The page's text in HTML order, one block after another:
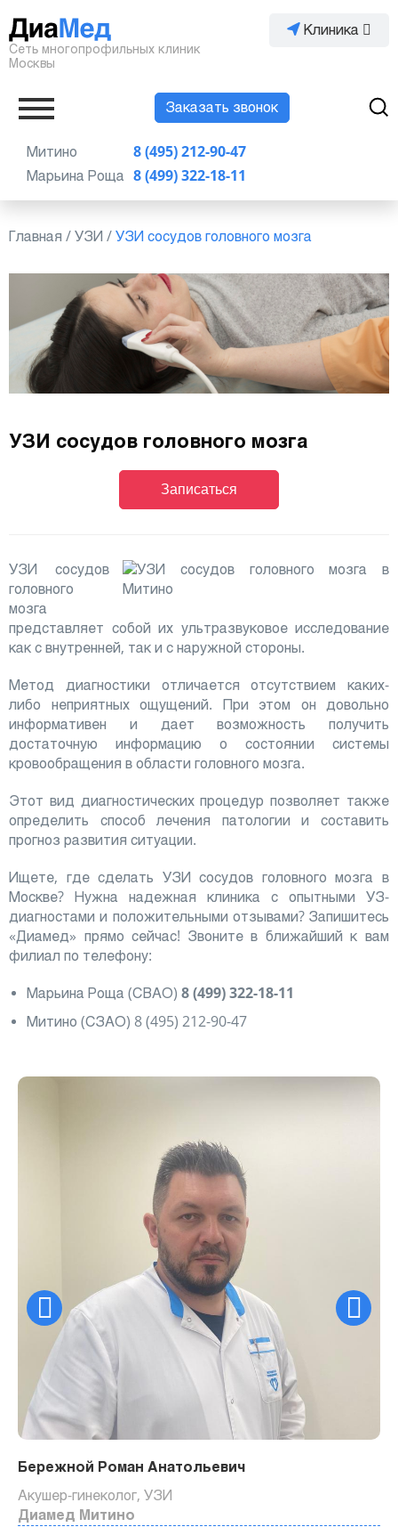
Сеть многопрофильных клиник
Москвы
Клиника
Заказать звонок
8 (495) 212-90-47
Митино
8 (499) 322-18-11
Марьина Роща
Главная / УЗИ / УЗИ сосудов головного мозга
УЗИ сосудов головного мозга
Записаться
УЗИ сосудов
головного
мозга
представляет собой их ультразвуковое исследование
как с внутренней, так и с наружной стороны.
Метод диагностики отличается отсутствием каких-
либо неприятных ощущений. При этом он довольно
информативен и дает возможность получить
достаточную информацию о состоянии системы
кровообращения в области головного мозга.
Этот вид диагностических процедур позволяет также
определить способ лечения патологии и составить
прогноз развития ситуации.
Ищете, где сделать УЗИ сосудов головного мозга в
Москве? Нужна надежная клиника с опытными УЗ-
диагностами и положительными отзывами? Запишитесь
«Диамед» прямо сейчас! Звоните в ближайший к вам
филиал по телефону:
Марьина Роща (СВАО) 8 (499) 322-18-11
Митино (СЗАО) 8 (495) 212-90-47
Бережной Роман Анатольевич
Акушер-гинеколог, УЗИ
Диамед Митино